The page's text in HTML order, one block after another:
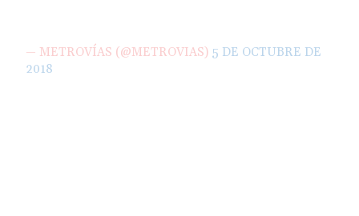
— METROVÍAS (@METROVIAS) 5 DE OCTUBRE DE
2018